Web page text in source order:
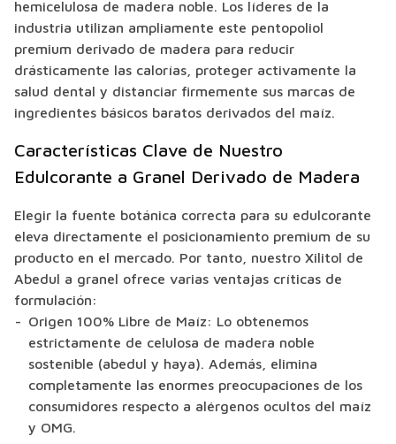
hemicelulosa de madera noble. Los líderes de la
industria utilizan ampliamente este pentopoliol
premium derivado de madera para reducir
drásticamente las calorías, proteger activamente la
salud dental y distanciar firmemente sus marcas de
ingredientes básicos baratos derivados del maíz.
Características Clave de Nuestro
Edulcorante a Granel Derivado de Madera
Elegir la fuente botánica correcta para su edulcorante
eleva directamente el posicionamiento premium de su
producto en el mercado. Por tanto, nuestro Xilitol de
Abedul a granel ofrece varias ventajas críticas de
formulación:
Origen 100% Libre de Maíz: Lo obtenemos
estrictamente de celulosa de madera noble
sostenible (abedul y haya). Además, elimina
completamente las enormes preocupaciones de los
consumidores respecto a alérgenos ocultos del maíz
y OMG.